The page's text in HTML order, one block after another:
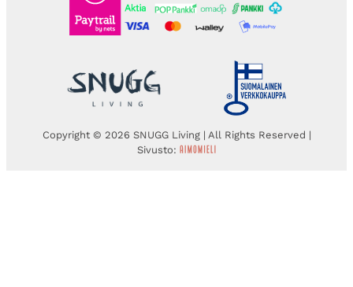
Copyright © 2026 SNUGG Living | All Rights Reserved |
Sivusto: